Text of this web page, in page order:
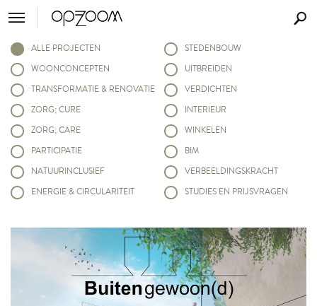
ALLE PROJECTEN
WOONCONCEPTEN
TRANSFORMATIE & RENOVATIE
ZORG; CURE
ZORG; CARE
PARTICIPATIE
NATUURINCLUSIEF
ENERGIE & CIRCULARITEIT
STEDENBOUW
UITBREIDEN
VERDICHTEN
INTERIEUR
WINKELEN
BIM
VERBEELDINGSKRACHT
STUDIES EN PRIJSVRAGEN